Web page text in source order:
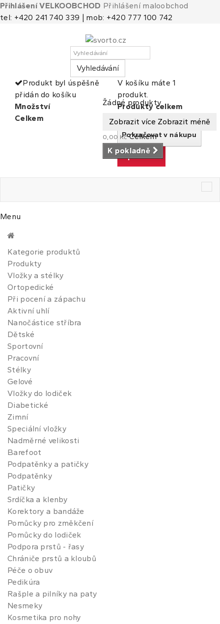
Přihlášení VELKOOBCHOD Přihlášení maloobchod
tel: +420 241 740 339 | mob: +420 777 100 742
Vyhledávání
Košík
(prázdný)
Žádné produkty
Zobrazit více Zobrazit méně
0,00 Kč Celkem
K pokladně
Produkt byl úspěšně
přidán do košíku
Množství
Celkem
V košíku máte 1
produkt.
Produkty celkem
Celkem
Pokračovat v nákupu
K pokladně
Menu
Kategorie produktů
Produkty
Vložky a stélky
Ortopedické
Při pocení a zápachu
Aktivní uhlí
Nanočástice stříbra
Dětské
Sportovní
Pracovní
Stélky
Gelové
Vložky do lodiček
Diabetické
Zimní
Speciální vložky
Nadměrné velikosti
Barefoot
Podpatěnky a patičky
Podpatěnky
Patičky
Srdíčka a klenby
Korektory a bandáže
Pomůcky pro změkčení
Pomůcky do lodiček
Podpora prstů - řasy
Chrániče prstů a kloubů
Péče o obuv
Pedikúra
Rašple a pilníky na paty
Nesmeky
Kosmetika pro nohy